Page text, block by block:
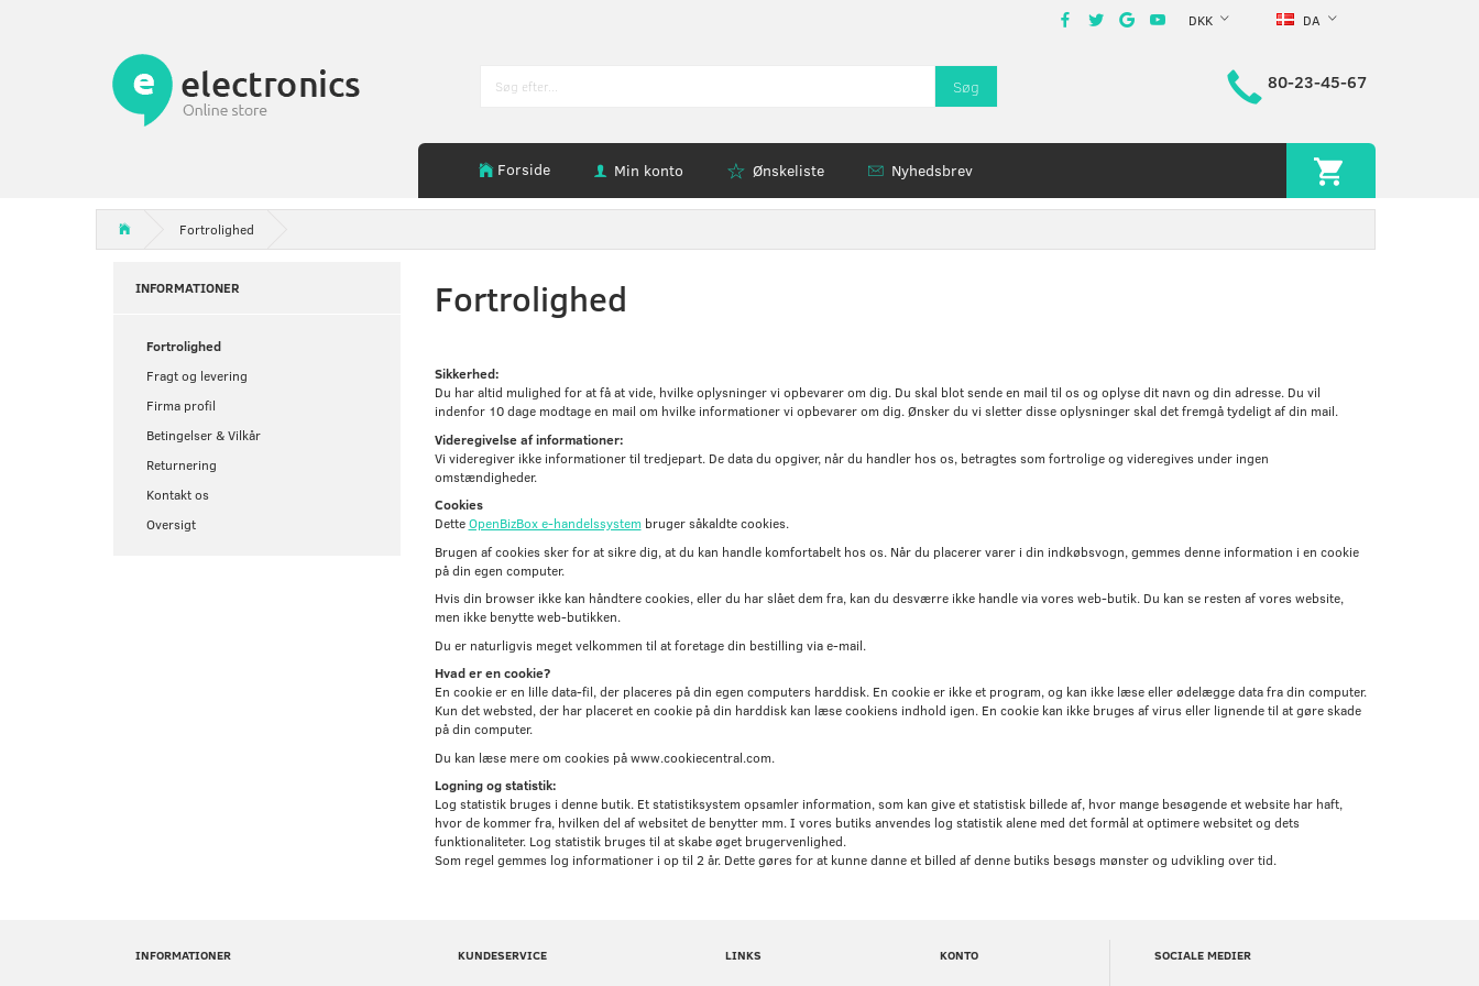
DA
DKK
Søg 80-23-45-67
Forside Min konto Ønskeliste Nyhedsbrev
Fortrolighed
INFORMATIONER
Fortrolighed
Fragt og levering
Firma profil
Betingelser & Vilkår
Returnering
Kontakt os
Oversigt
Fortrolighed
Sikkerhed:
Du har altid mulighed for at få at vide, hvilke oplysninger vi opbevarer om dig. Du skal blot sende en mail til os og oplyse dit navn og din adresse. Du vil
indenfor 10 dage modtage en mail om hvilke informationer vi opbevarer om dig. Ønsker du vi sletter disse oplysninger skal det fremgå tydeligt af din mail.
Videregivelse af informationer:
Vi videregiver ikke informationer til tredjepart. De data du opgiver, når du handler hos os, betragtes som fortrolige og videregives under ingen
omstændigheder.
Cookies
DetteOpenBizBox e-handelssystem bruger såkaldte cookies.
Brugen af cookies sker for at sikre dig, at du kan handle komfortabelt hos os. Når du placerer varer i din indkøbsvogn, gemmes denne information i en cookie
på din egen computer.
Hvis din browser ikke kan håndtere cookies, eller du har slået dem fra, kan du desværre ikke handle via vores web-butik. Du kan se resten af vores website,
men ikke benytte web-butikken.
Du er naturligvis meget velkommen til at foretage din bestilling via e-mail.
Hvad er en cookie?
En cookie er en lille data-fil, der placeres på din egen computers harddisk. En cookie er ikke et program, og kan ikke læse eller ødelægge data fra din computer.
Kun det websted, der har placeret en cookie på din harddisk kan læse cookiens indhold igen. En cookie kan ikke bruges af virus eller lignende til at gøre skade
på din computer.
Du kan læse mere om cookies på www.cookiecentral.com.
Logning og statistik:
Log statistik bruges i denne butik. Et statistiksystem opsamler information, som kan give et statistisk billede af, hvor mange besøgende et website har haft,
hvor de kommer fra, hvilken del af websitet de benytter mm. I vores butiks anvendes log statistik alene med det formål at optimere websitet og dets
funktionaliteter. Log statistik bruges til at skabe øget brugervenlighed.
Som regel gemmes log informationer i op til 2 år. Dette gøres for at kunne danne et billed af denne butiks besøgs mønster og udvikling over tid.
INFORMATIONER KUNDESERVICE LINKS KONTO SOCIALE MEDIER